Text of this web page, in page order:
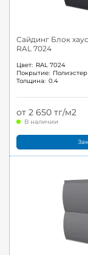
Сайдинг Блок
RAL 7024
Цвет: RAL 7024
Покрытие: Полиэстер
Толщина: 0.4
от 2 650 тг/м2
В наличии